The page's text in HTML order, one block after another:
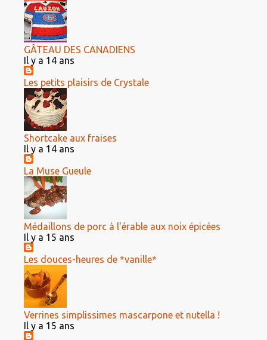
GÂTEAU DES CANADIENS
Il y a 14 ans
Les petits plaisirs de Crystale
Shortcake aux fraises
Il y a 14 ans
La Muse Gueule
Médaillons de porc à l'érable aux noix épicées
Il y a 15 ans
Les douces-heures de *vanille*
Verrines simplissimes mascarpone et nutella !
Il y a 15 ans